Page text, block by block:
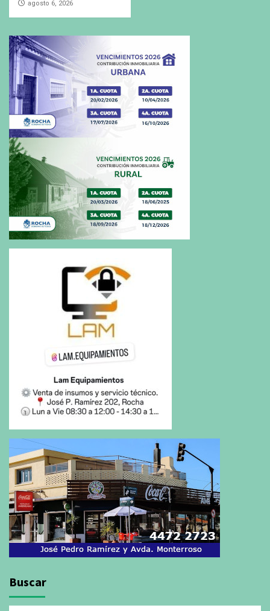
agosto 6, 2026
Buscar